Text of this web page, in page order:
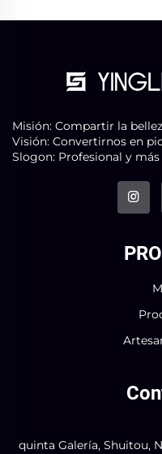
Misión: Compartir la
Visión: Convertirnos en
Slogon: Profesional y más
quinta Galería, Shuitou,